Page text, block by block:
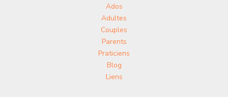
Ados
Adultes
Couples
Parents
Praticiens
Blog
Liens